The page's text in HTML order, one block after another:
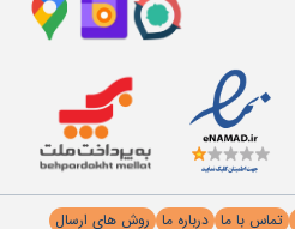
تماس با ما درباره ما روش های ارسال